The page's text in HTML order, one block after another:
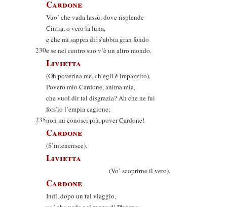
Cardone
Vuo’ che vada lassù, dove risplende
Cintia, o vero la luna,
e che mi sappia dir s’abbia gran fondo
230e se nel centro suo v’è un altro mondo.
Livietta
(Oh poverina me, ch’egli è impazzito).
Povero mio Cardone, anima mia,
che vuol dir tal disgrazia? Ah che ne fui
fors’io l’empia cagione;
235non mi conosci più, pover Cardone!
Cardone
(S’intenerisce).
Livietta
(Vo’ scoprirne il vero).
Cardone
Indi, dopo un tal viaggio,